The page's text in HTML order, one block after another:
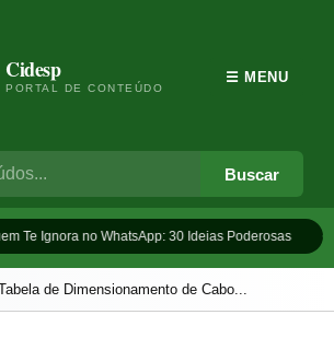
Cidesp
PORTAL DE CONTEÚDO
Buscar
☰ MENU
Te Ignora no WhatsApp: 30 Ideias Poderosas
de Dimensionamento de Cabo...